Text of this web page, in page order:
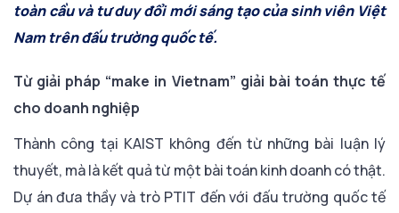
toàn cầu và tư duy đổi mới sáng tạo của sinh viên Việt
Nam trên đấu trường quốc tế.
Từ giải pháp “make in Vietnam” giải bài toán thực tế
cho doanh nghiệp
Thành công tại KAIST không đến từ những bài luận lý
thuyết, mà là kết quả từ một bài toán kinh doanh có thật.
Dự án đưa thầy và trò PTIT đến với đấu trường quốc tế